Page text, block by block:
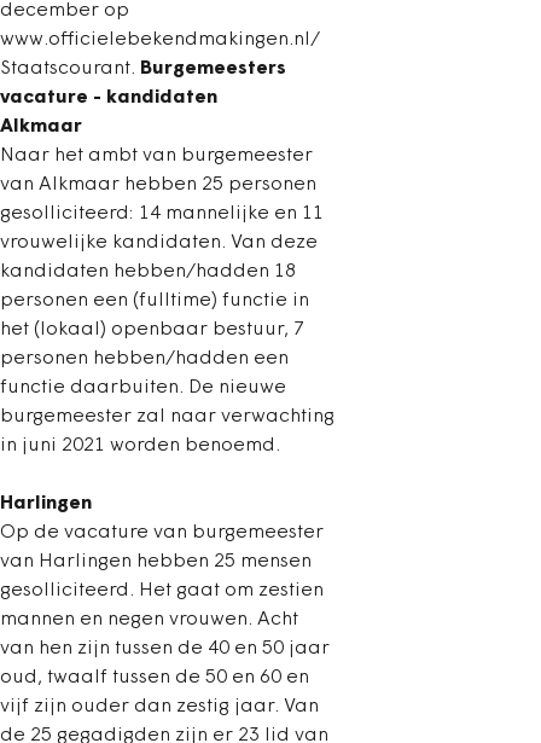
december op
www.officielebekendmakingen.nl/
Staatscourant. Burgemeesters
vacature - kandidaten
Alkmaar
Naar het ambt van burgemeester
van Alkmaar hebben 25 personen
gesolliciteerd: 14 mannelijke en 11
vrouwelijke kandidaten. Van deze
kandidaten hebben/hadden 18
personen een (fulltime) functie in
het (lokaal) openbaar bestuur, 7
personen hebben/hadden een
functie daarbuiten. De nieuwe
burgemeester zal naar verwachting
in juni 2021 worden benoemd.
Harlingen
Op de vacature van burgemeester
van Harlingen hebben 25 mensen
gesolliciteerd. Het gaat om zestien
mannen en negen vrouwen. Acht
van hen zijn tussen de 40 en 50 jaar
oud, twaalf tussen de 50 en 60 en
vijf zijn ouder dan zestig jaar. Van
de 25 gegadigden zijn er 23 lid van